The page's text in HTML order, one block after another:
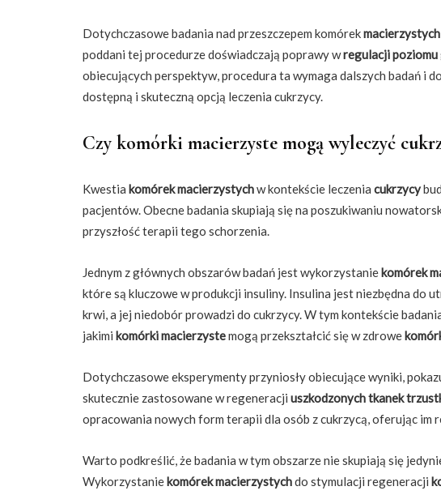
Dotychczasowe badania nad przeszczepem komórekmacierzystych
poddani tej procedurze doświadczają poprawy wregulacji poziomu
obiecujących perspektyw, procedura ta wymaga dalszych badań i
dostępną i skuteczną opcją leczenia cukrzycy.
Czy komórki macierzyste mogą wyleczyć
Kwestia komórek macierzystychw kontekście leczenia cukrzycy
pacjentów. Obecne badania skupiają się na poszukiwaniu
przyszłość terapii tego schorzenia.
Jednym z głównych obszarów badań jest wykorzystaniekomórek
które są kluczowe w produkcji insuliny. Insulina jest niezbędna do
krwi, a jej niedobór prowadzi do cukrzycy. W tym kontekście
jakimi komórki macierzystemogą przekształcić się w zdrowe
Dotychczasowe eksperymenty przyniosły obiecujące wyniki,
skutecznie zastosowane w regeneracji uszkodzonych tkanek
opracowania nowych form terapii dla osób z cukrzycą, oferując im
Warto podkreślić, że badania w tym obszarze nie skupiają się
Wykorzystaniekomórek macierzystychdo stymulacji regeneracji